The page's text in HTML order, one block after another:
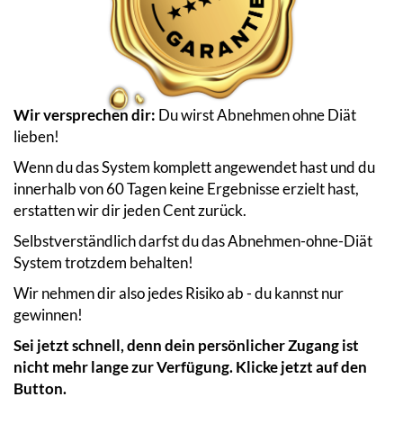
Wir versprechen dir: Du wirst Abnehmen ohne Diät
lieben!
Wenn du das System komplett angewendet hast und du
innerhalb von 60 Tagen keine Ergebnisse erzielt hast,
erstatten wir dir jeden Cent zurück.
Selbstverständlich darfst du das Abnehmen-ohne-Diät
System trotzdem behalten!
Wir nehmen dir also jedes Risiko ab - du kannst nur
gewinnen!
Sei jetzt schnell, denn dein persönlicher Zugang ist
nicht mehr lange zur Verfügung. Klicke jetzt auf den
Button.